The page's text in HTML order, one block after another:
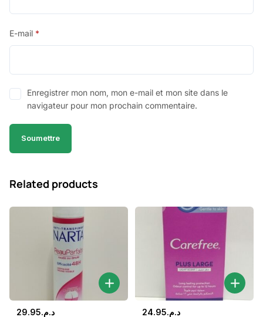
E-mail *
Enregistrer mon nom, mon e-mail et mon site dans le
navigateur pour mon prochain commentaire.
Related products
د.م.29.95
د.م.24.95